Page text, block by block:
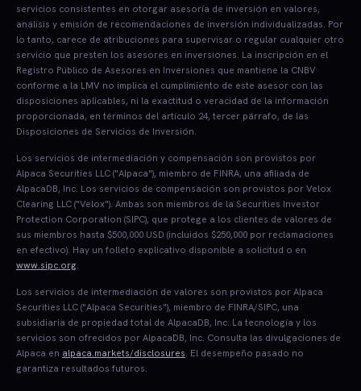
servicios consistentes en otorgar asesoría de inversión en valores,
análisis y emisión de recomendaciones de inversión individualizadas. Por
lo tanto, carece de atribuciones para supervisar o regular cualquier otro
servicio que presten los asesores en inversiones. La inscripción en el
Registro Público de Asesores en Inversiones que mantiene la CNBV
conforme a la LMV no implica el cumplimiento de este asesor con las
disposiciones aplicables, ni la exactitud o veracidad de la información
proporcionada, en términos del artículo 24, tercer párrafo, de las
Disposiciones de Servicios de Inversión.
Los servicios de intermediación y compensación son provistos por
Alpaca Securities LLC ("Alpaca"), miembro de FINRA, una afiliada de
AlpacaDB, Inc. Los servicios de compensación son provistos por Velox
Clearing LLC ("Velox"). Ambas son miembros de la Securities Investor
Protection Corporation (SIPC), que protege a los clientes de valores de
sus miembros hasta $500,000 USD (incluidos $250,000 por reclamaciones
en efectivo). Hay un folleto explicativo disponible a solicitud o en
www.sipc.org
Los servicios de intermediación de valores son provistos por Alpaca
Securities LLC ("Alpaca Securities"), miembro de FINRA/SIPC, una
subsidiaria de propiedad total de AlpacaDB, Inc. La tecnología y los
servicios son ofrecidos por AlpacaDB, Inc. Consulta las divulgaciones de
Alpaca en alpaca.markets/disclosures . El desempeño pasado no
garantiza resultados futuros.